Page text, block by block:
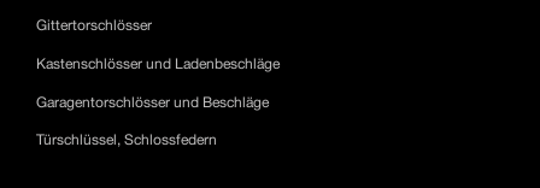
Gittertorschlösser
Kastenschlösser und Ladenbeschläge
Garagentorschlösser und Beschläge
Türschlüssel, Schlossfedern